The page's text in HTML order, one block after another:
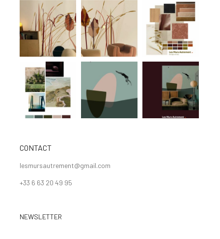
CONTACT
lesmursautrement@gmail.com
+33 6 63 20 49 95
NEWSLETTER